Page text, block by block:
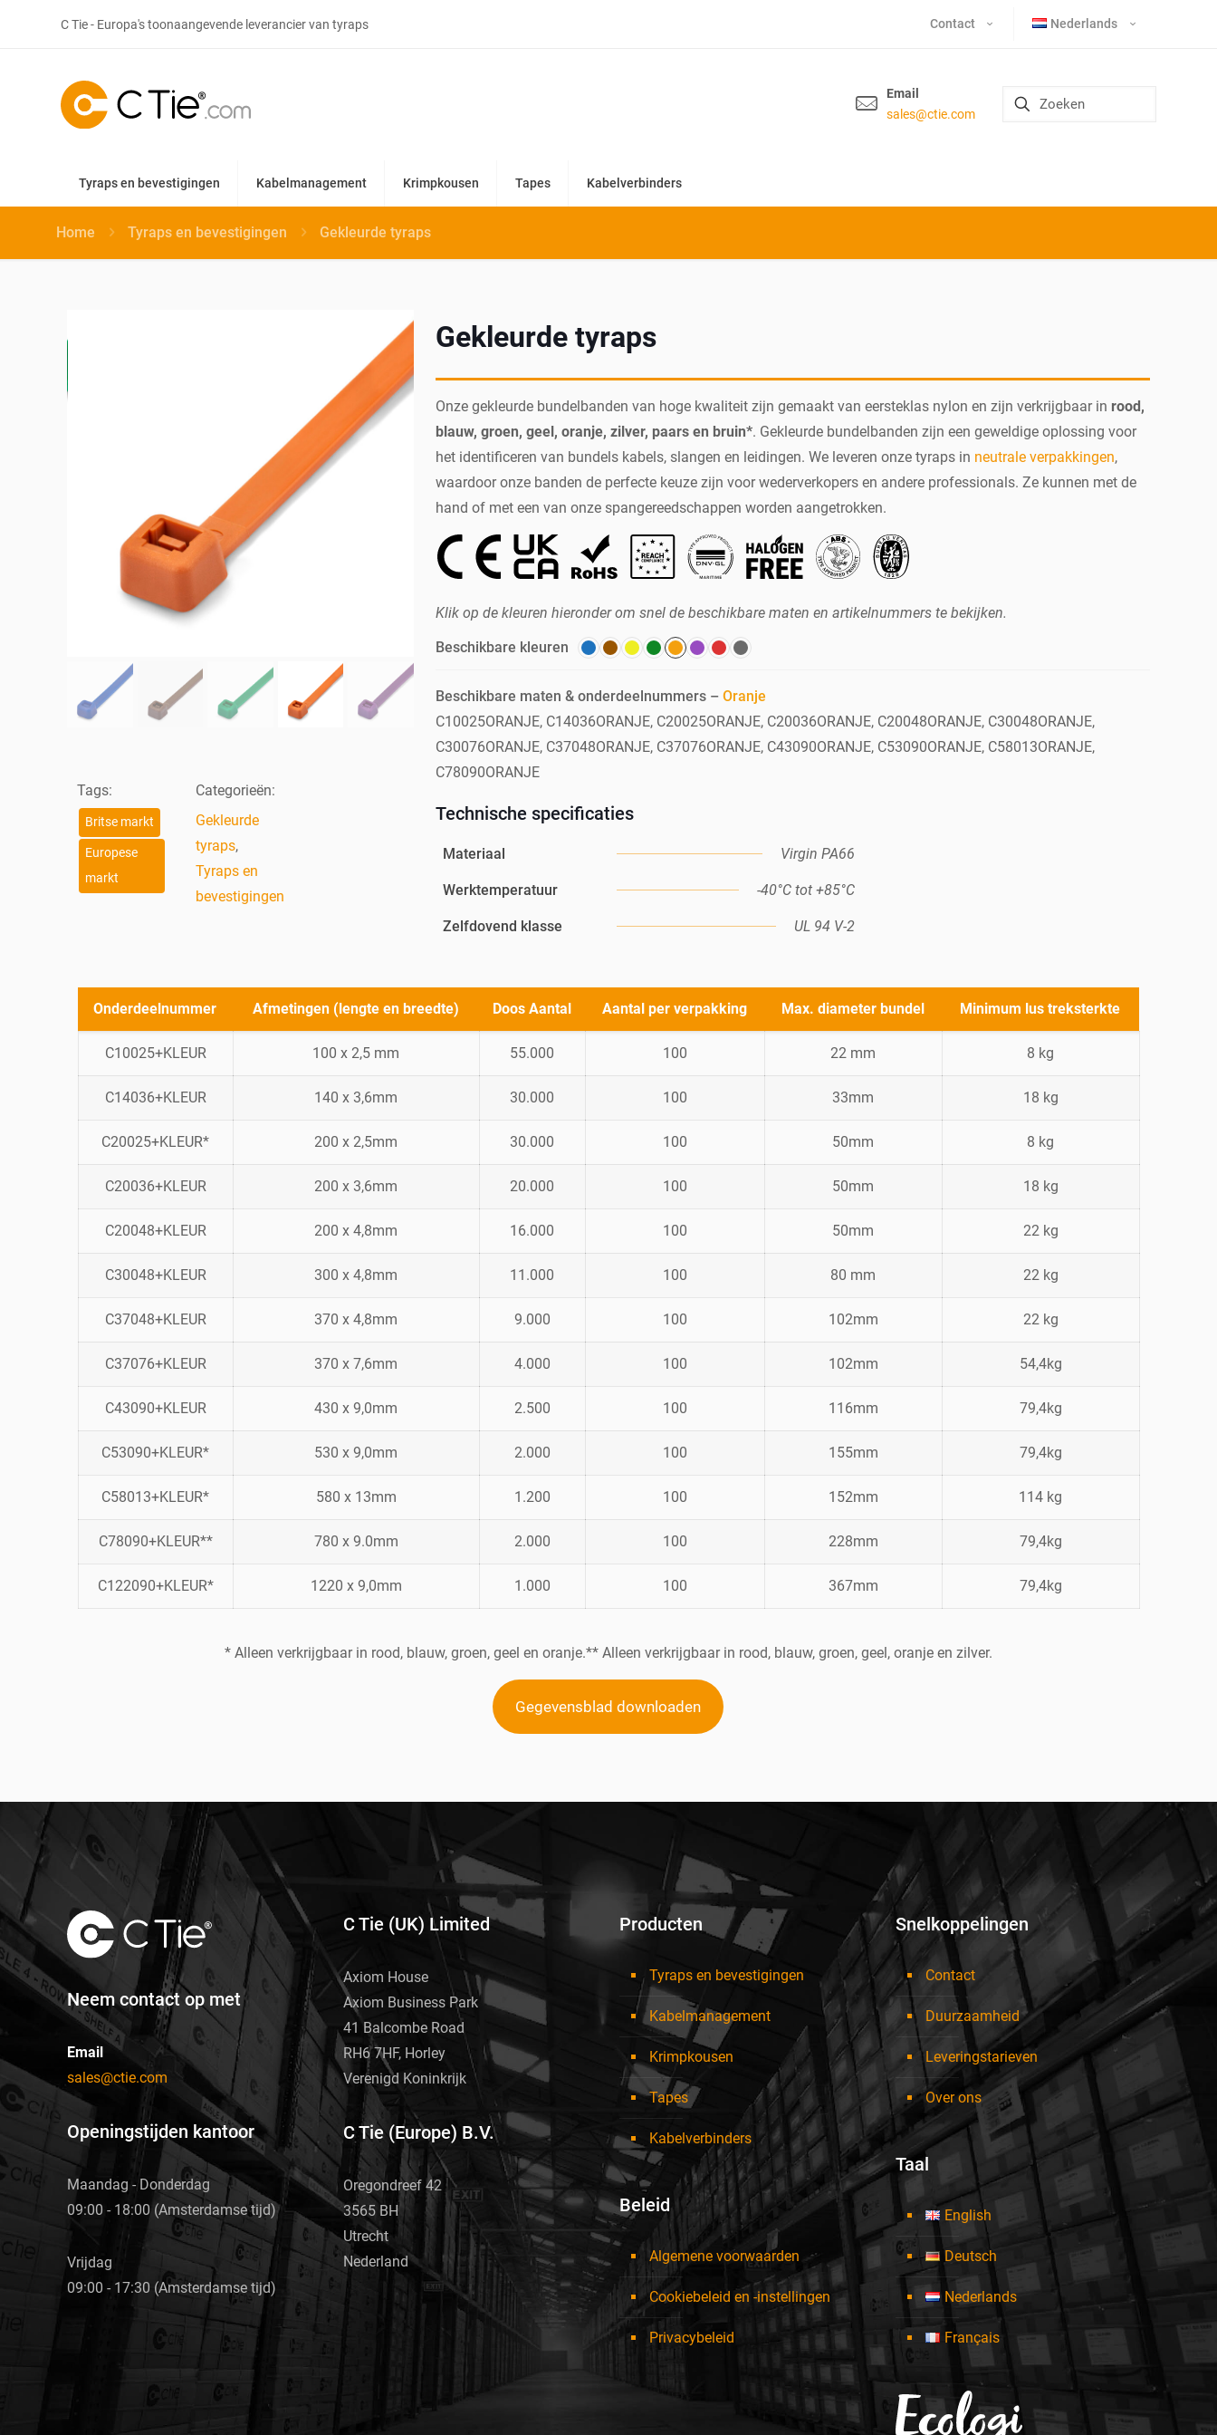
C Tie - Europa's toonaangevende leverancier van tyraps Contact Nederlands
Email
sales@ctie.com
Tyraps en bevestigingen Kabelmanagement Krimpkousen Tapes Kabelverbinders
Home Tyraps en bevestigingen Gekleurde tyraps
Tags:
Britse markt
Europese
markt
Categorieën:
Gekleurde
tyraps,
Tyraps en
bevestigingen
Gekleurde tyraps
Onze gekleurde bundelbanden van hoge kwaliteit zijn gemaakt van eersteklas nylon en zijn verkrijgbaar in rood,
blauw, groen, geel, oranje, zilver, paars en bruin*. Gekleurde bundelbanden zijn een geweldige oplossing voor
het identificeren van bundels kabels, slangen en leidingen. We leveren onze tyraps in neutrale verpakkingen,
waardoor onze banden de perfecte keuze zijn voor wederverkopers en andere professionals. Ze kunnen met de
hand of met een van onze spangereedschappen worden aangetrokken.
Klik op de kleuren hieronder om snel de beschikbare maten en artikelnummers te bekijken.
Beschikbare kleuren
Beschikbare maten & onderdeelnummers – Oranje
C10025ORANJE, C14036ORANJE, C20025ORANJE, C20036ORANJE, C20048ORANJE, C30048ORANJE,
C30076ORANJE, C37048ORANJE, C37076ORANJE, C43090ORANJE, C53090ORANJE, C58013ORANJE,
C78090ORANJE
Technische specificaties
Materiaal Virgin PA66
Werktemperatuur -40°C tot +85°C
Zelfdovend klasse UL 94 V-2
Onderdeelnummer Afmetingen (lengte en breedte) Doos Aantal Aantal per verpakking Max. diameter bundel Minimum lus treksterkte
C10025+KLEUR 100 x 2,5 mm 55.000 100 22 mm 8 kg
C14036+KLEUR 140 x 3,6mm 30.000 100 33mm 18 kg
C20025+KLEUR* 200 x 2,5mm 30.000 100 50mm 8 kg
C20036+KLEUR 200 x 3,6mm 20.000 100 50mm 18 kg
C20048+KLEUR 200 x 4,8mm 16.000 100 50mm 22 kg
C30048+KLEUR 300 x 4,8mm 11.000 100 80 mm 22 kg
C37048+KLEUR 370 x 4,8mm 9.000 100 102mm 22 kg
C37076+KLEUR 370 x 7,6mm 4.000 100 102mm 54,4kg
C43090+KLEUR 430 x 9,0mm 2.500 100 116mm 79,4kg
C53090+KLEUR* 530 x 9,0mm 2.000 100 155mm 79,4kg
C58013+KLEUR* 580 x 13mm 1.200 100 152mm 114 kg
C78090+KLEUR** 780 x 9.0mm 2.000 100 228mm 79,4kg
C122090+KLEUR* 1220 x 9,0mm 1.000 100 367mm 79,4kg
* Alleen verkrijgbaar in rood, blauw, groen, geel en oranje.** Alleen verkrijgbaar in rood, blauw, groen, geel, oranje en zilver.
Gegevensblad downloaden
Neem contact op met
Email
sales@ctie.com
Openingstijden kantoor
Maandag - Donderdag
09:00 - 18:00 (Amsterdamse tijd)
Vrijdag
09:00 - 17:30 (Amsterdamse tijd)
C Tie (UK) Limited
Axiom House
Axiom Business Park
41 Balcombe Road
RH6 7HF, Horley
Verenigd Koninkrijk
C Tie (Europe) B.V.
Oregondreef 42
3565 BH
Utrecht
Nederland
Producten
Tyraps en bevestigingen
Kabelmanagement
Krimpkousen
Tapes
Kabelverbinders
Beleid
Algemene voorwaarden
Cookiebeleid en -instellingen
Privacybeleid
Snelkoppelingen
Contact
Duurzaamheid
Leveringstarieven
Over ons
Taal
English
Deutsch
Nederlands
Français